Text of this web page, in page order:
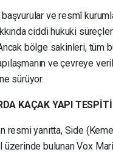
başvurular ve resmî
ciddi hukuki
bölge sakinleri, tüm
ve çevreye
sürüyor.
KAÇAK YAPI TESPİTİ
resmi yanıtta, Side
üzerinde bulunan Vox